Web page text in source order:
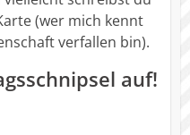
(wer mich kennt
verfallen bin).
auf!